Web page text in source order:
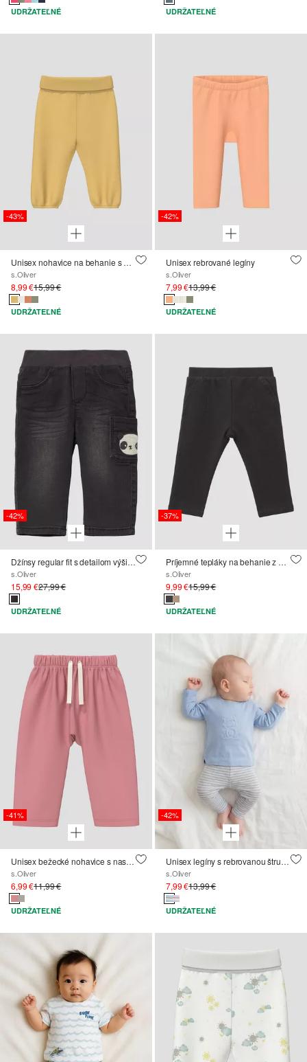
UDRŽATEĽNÉ UDRŽATEĽNÉ
-43%
Unisex nohavice na behanie s ohrnutým pásom
s.Oliver
8,99 €15,99 €
UDRŽATEĽNÉ
-42%
Unisex rebrované legíny
s.Oliver
7,99 €13,99 €
UDRŽATEĽNÉ
-42%
Džínsy regular fit s detailom výšivky / mäkká a teplá vnútorná strana
s.Oliver
15,99 €27,99 €
UDRŽATEĽNÉ
-37%
Príjemné tepláky na behanie z bavlneného potu
s.Oliver
9,99 €15,99 €
UDRŽATEĽNÉ
-41%
Unisex bežecké nohavice s nastaviteľným elastickým pásom
s.Oliver
6,99 €11,99 €
UDRŽATEĽNÉ
-42%
Unisex legíny s rebrovanou štruktúrou
s.Oliver
7,99 €13,99 €
UDRŽATEĽNÉ